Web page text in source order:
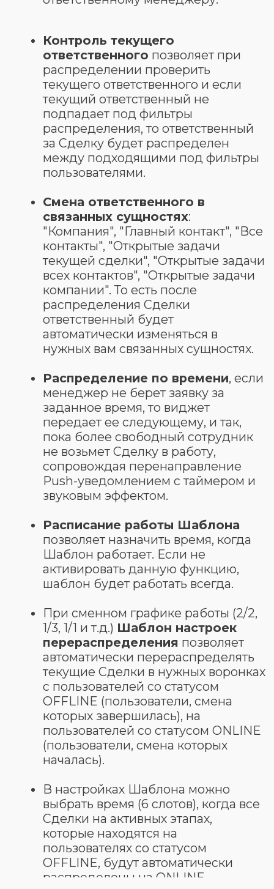
лишь увеличить скорость обработки
А главный запрос наших клиентов -
это увеличение прибыли! Поэтому
мы пошли дальше!
Новым уровнем автоматизации
нашего виджета является
автоматическое распределение
заявок между сотрудниками в
зависимости от их конверсии в
продажу.
Таким образом, вам не нужно вручную
подбивать аналитику по сотрудникам
и самостоятельно распределять по
ним клиентов!
Чем больше менеджер продает, тем
больше заявок он получает. И
наоборот, плохо обрабатывает
трафик, - получает меньше
потенциальных клиентов, а значит и
меньше ЗП. Таким образом, мы
передаем клиентов тем сотрудникам,
закроют их на продажу.
Но если система будет постоянно
передавать эффективному менеджеру
бОльшее количество заявок, чем
остальным, то через 1-3 недели он
перестанет справляться с нагрузкой,
его конверсия начнёт стремительно
падать и сравняется с конверсиями
Мы предусмотрели это! Система
является саморегулируемой, она сама
отслеживает высокую нагрузку на
менеджеров и в реальном времени
перераспределяет заявки на
сотрудников с наибольшей
конверсией.
Виджет "Распределение заявок REON"
процесс для роста продаж.
ДОПОЛНИТЕЛЬНЫЕ
ПРЕИМУЩЕСТВА ВИДЖЕТА